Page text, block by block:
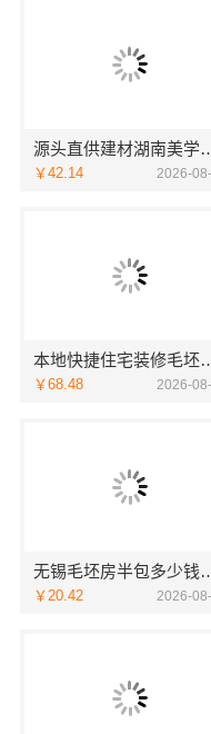
源头直供建材湖南美学筑家建
￥42.14 2026-
本地快捷住宅装修毛坯房，本地快装（
￥68.48 2026-
无锡毛坯房半包多少钱？无锡亿莱
￥20.42 2026-